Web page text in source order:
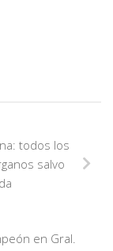
todos los
salvo
en Gral.